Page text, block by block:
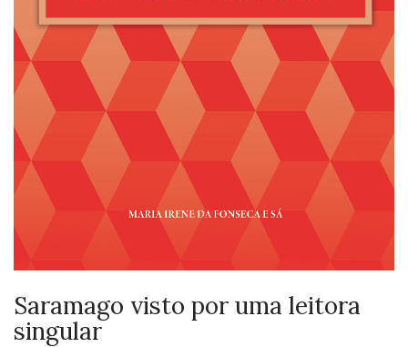
Saramago visto por uma leitora
singular